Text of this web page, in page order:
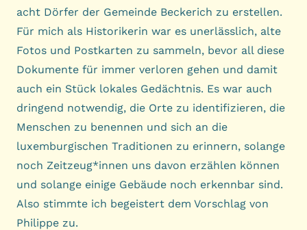
acht Dörfer der Gemeinde Beckerich zu erstellen.
Für mich als Historikerin war es unerlässlich, alte
Fotos und Postkarten zu sammeln, bevor all diese
Dokumente für immer verloren gehen und damit
auch ein Stück lokales Gedächtnis. Es war auch
dringend notwendig, die Orte zu identifizieren, die
Menschen zu benennen und sich an die
luxemburgischen Traditionen zu erinnern, solange
noch Zeitzeug*innen uns davon erzählen können
und solange einige Gebäude noch erkennbar sind.
Also stimmte ich begeistert dem Vorschlag von
Philippe zu.